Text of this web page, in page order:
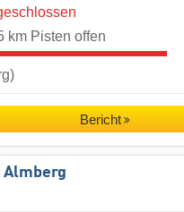
km Pisten offen
Bericht
Almberg